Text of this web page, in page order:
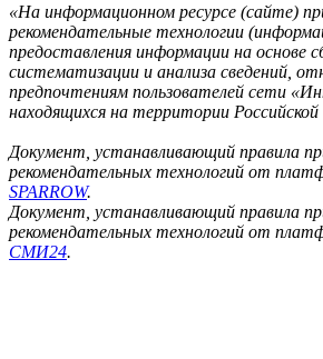
«На информационном ресурсе (сайте)
рекомендательные технологии
предоставления информации на основе
систематизации и анализа сведений,
предпочтениям пользователей сети
находящихся на территории
Документ, устанавливающий правила
рекомендательных технологий от
SPARROW.
Документ, устанавливающий правила
рекомендательных технологий от
СМИ24.